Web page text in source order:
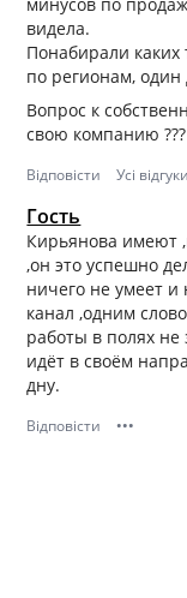
видела.
Понабирали
по регионам, один
Вопрос к
свою компанию ???
Відповісти Усі
Гость
Кирьянова имеют
,он это успешно
ничего не умеет и
канал ,одним
работы в полях не
идёт в своём
дну.
Відповісти •••